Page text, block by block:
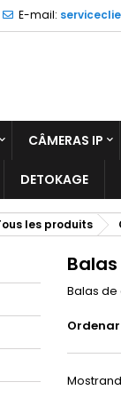
E-mail:
CÂMERAS IP
DETOKAGE
les produits
Balas